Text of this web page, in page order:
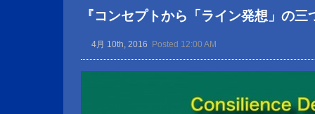
『コンセプトから「ライン発想」の三
4月 10th, 2016 Posted 12:00 AM